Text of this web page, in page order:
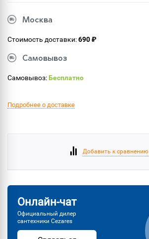
Москва
Стоимость доставки:690 ₽
Самовывоз
Самовывоз:Бесплатно
Подробнее о доставке
Добавить к сравнению
Онлайн-чат
Официальный дилер
сантехники Cezares